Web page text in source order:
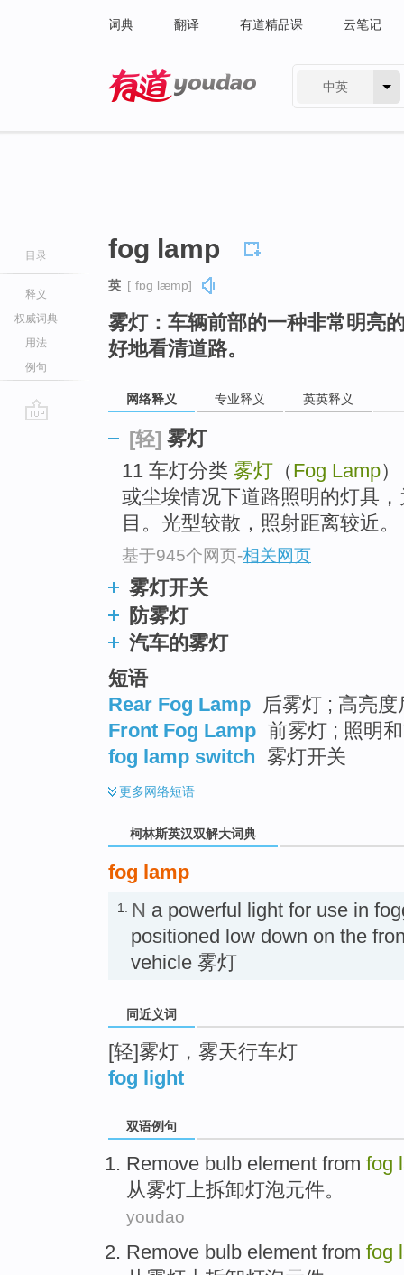
词典 翻译 有道精品课 云笔记
中英
目录
释义
权威词典
用法
例句
fog lamp
英 [ˈfɒɡ læmp]
雾灯：车辆前部的一种非常明亮
好地看清道路。
网络释义 专业释义 英英释义
[轻] 雾灯
11 车灯分类 雾灯 （Fog Lamp
或尘埃情况下道路照明的灯具
目。光型较散，照射距离较近。
基于945个网页-相关网页
雾灯开关
防雾灯
汽车的雾灯
短语
Rear Fog Lamp
后雾灯 ; 高亮度
Front Fog Lamp 前雾灯 ; 照明
fog lamp switch 雾灯开关
更多网络短语
柯林斯英汉双解大词典
fog lamp
1. N a powerful light for use in
positioned low down on the
vehicle 雾灯
同近义词
[轻]雾灯，雾天行车灯
fog light
双语例句
Remove bulb element from fog
从雾灯上拆卸灯泡元件。
youdao
Remove bulb element from fog